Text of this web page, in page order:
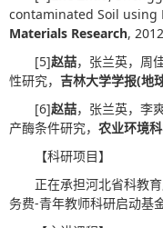
contaminated Soil using
Materials Research,
[5]赵喆，张兰英，周
性研究， 吉林大学学报(地
[6]赵喆，张兰英，李
产酶条件研究， 农业环境
【科研项目】
正在承担河北省科教
务费-青年教师科研启动基